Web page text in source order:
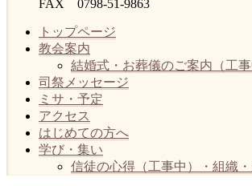
FAX 0798-51-9863
トップページ
教会案内
結婚式・お葬儀のご案内（工事
司祭メッセージ
ミサ・予定
アクセス
はじめての方へ
学び・集い
信徒の心得（工事中）・組織